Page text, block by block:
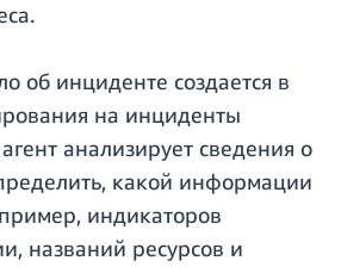
об инциденте создается в
на инциденты
анализирует сведения о
какой информации
индикаторов
названий ресурсов и